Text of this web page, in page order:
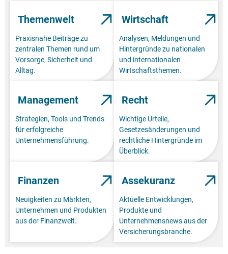
Themenwelt
Praxisnahe Beiträge zu
zentralen Themen rund um
Vorsorge, Sicherheit und
Alltag.
Wirtschaft
Analysen, Meldungen und
Hintergründe zu nationalen
und internationalen
Wirtschaftsthemen.
Management
Strategien, Tools und Trends
für erfolgreiche
Unternehmensführung.
Recht
Wichtige Urteile,
Gesetzesänderungen und
rechtliche Hintergründe im
Überblick.
Finanzen
Neuigkeiten zu Märkten,
Unternehmen und Produkten
aus der Finanzwelt.
Assekuranz
Aktuelle Entwicklungen,
Produkte und
Unternehmensnews aus der
Versicherungsbranche.